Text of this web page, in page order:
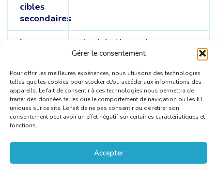
Gérer le consentement
Pour offrir les meilleures expériences, nous utilisons des technologies
telles que les cookies pour stocker et/ou accéder aux informations des
appareils. Le fait de consentir à ces technologies nous permettra de
traiter des données telles que le comportement de navigation ou les ID
uniques sur ce site. Le fait de ne pas consentir ou de retirer son
consentement peut avoir un effet négatif sur certaines caractéristiques et
fonctions.
Accepter
cibles
secondaires
Langue
Anglais / Japonais